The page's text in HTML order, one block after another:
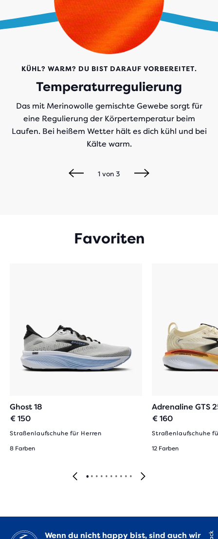
KÜHL? WARM? DU BIST DARAUF VORBEREITET.
Temperaturregulierung
Das mit Merinowolle gemischte Gewebe sorgt für
eine Regulierung der Körpertemperatur beim
Laufen. Bei heißem Wetter hält es dich kühl und bei
Kälte warm.
1 von 3
Favoriten
Ghost 18
€ 150
Straßenlaufschuhe für Herren
8 Farben
Adrenaline GTS
€ 160
Straßenlaufschuhe
12 Farben
Wenn du nicht happy bist, sind auch wir